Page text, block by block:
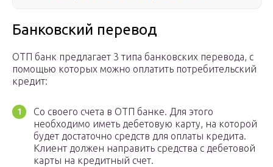
Банковский перевод
ОТП банк предлагает 3 типа банковских перевода, с
помощью которых можно оплатить потребительский
кредит:
Со своего счета в ОТП банке. Для этого
необходимо иметь дебетовую карту, на которой
будет достаточно средств для оплаты кредита.
Клиент должен направить средства с дебетовой
карты на кредитный счет.